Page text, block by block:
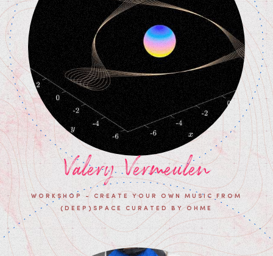
Valery Vermeulen
WORKSHOP - CREATE YOUR OWN MUSIC FROM
(DEEP)SPACE CURATED BY OHME